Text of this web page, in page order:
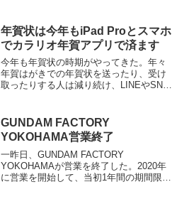
洲ジャズ」が開催された...
年賀状は今年もiPad Proとスマホ
でカラリオ年賀アプリで済ます
今年も年賀状の時期がやってきた。年々
年賀はがきでの年賀状を送ったり、受け
取ったりする人は減り続け、LINEやSNS
するというニュースも流れたので、来年
の今頃、年賀はがき...
GUNDAM FACTORY
YOKOHAMA営業終了
一昨日、GUNDAM FACTORY
YOKOHAMAが営業を終了した。2020年
に営業を開始して、当初1年間の期間限定